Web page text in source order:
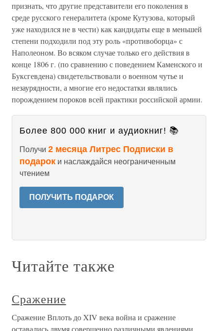
признать, что другие представители его поколения в
среде русского генералитета (кроме Кутузова, который
уже находился не в чести) как кандидаты еще в меньшей
степени подходили под эту роль «противоборца» с
Наполеоном. Во всяком случае только его действия в
конце 1806 г. (по сравнению с поведением Каменского и
Буксгевдена) свидетельствовали о военном чутье и
незаурядности, а многие его недостатки являлись
порождением пороков всей практики российской армии.
Более 800 000 книг и аудиокниг! 📚
Получи 2 месяца Литрес Подписки в
подарок и наслаждайся неограниченным
чтением
ПОЛУЧИТЬ ПОДАРОК
Читайте также
Сражение
Сражение Вплоть до XIV века война и сражение
оставались двумя совершенно различными явлениями